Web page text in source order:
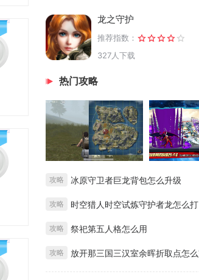
龙之守护
推荐指数：
327人下载
热门攻略
攻略 冰原守卫者巨龙背包怎么升级
攻略 时空猎人时空试炼守护者龙怎么打
攻略 祭祀第五人格怎么用
攻略